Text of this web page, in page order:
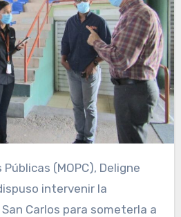
(MOPC), Deligne
intervenir la
Carlos para someterla a